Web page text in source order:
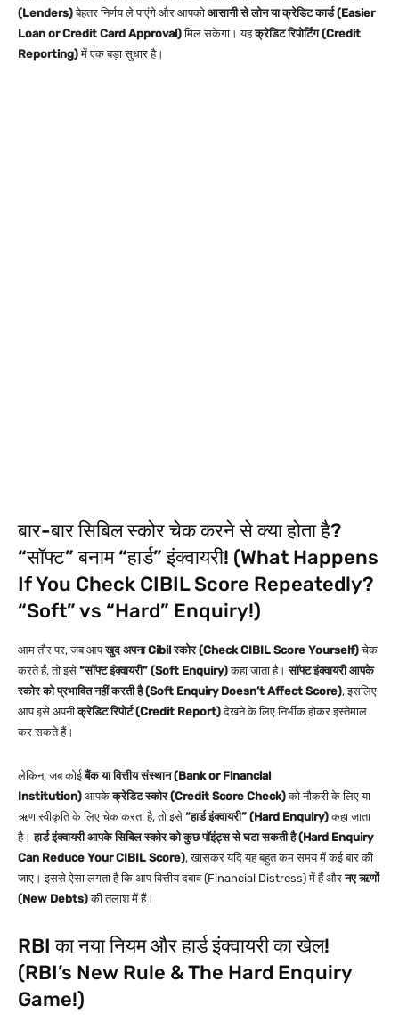
(Lenders)बेहतर निर्णय ले पाएंगे और आपको आसानी से लोन या क्रेडिट कार्ड (Easier
Loan or Credit Card Approval)मिल सकेगा। यहक्रेडिट रिपोर्टिंग (Credit
Reporting)में एक बड़ा सुधार है।
बार-बार सिबिल स्कोर चेक करने से क्या होता है?
“सॉफ्ट” बनाम “हार्ड” इंक्वायरी! (What Happens
If You Check CIBIL Score Repeatedly?
“Soft” vs “Hard” Enquiry!)
आम तौर पर, जब आपखुद अपना Cibil स्कोर (Check CIBIL Score Yourself)चेक
करते हैं, तो इसे “सॉफ्ट इंक्वायरी” (Soft Enquiry)कहा जाता है।सॉफ्ट इंक्वायरी आपके
स्कोर को प्रभावित नहीं करती है (Soft Enquiry Doesn’t Affect Score), इसलिए
आप इसे अपनीक्रेडिट रिपोर्ट (Credit Report)देखने के लिए निर्भीक होकर इस्तेमाल
कर सकते हैं।
लेकिन, जब कोईबैंक या वित्तीय संस्थान (Bank or Financial
Institution) आपकेक्रेडिट स्कोर (Credit Score Check)को नौकरी के लिए या
ऋण स्वीकृति के लिए चेक करता है, तो इसे “हार्ड इंक्वायरी” (Hard Enquiry)कहा जाता
है।हार्ड इंक्वायरी आपके सिबिल स्कोर को कुछ पॉइंट्स से घटा सकती है (Hard Enquiry
Can Reduce Your CIBIL Score), खासकर यदि यह बहुत कम समय में कई बार की
जाए। इससे ऐसा लगता है कि आप वित्तीय दबाव (Financial Distress) में हैं औरनए ऋणों
(New Debts)की तलाश में हैं।
RBI का नया नियम और हार्ड इंक्वायरी का खेल!
(RBI’s New Rule & The Hard Enquiry
Game!)